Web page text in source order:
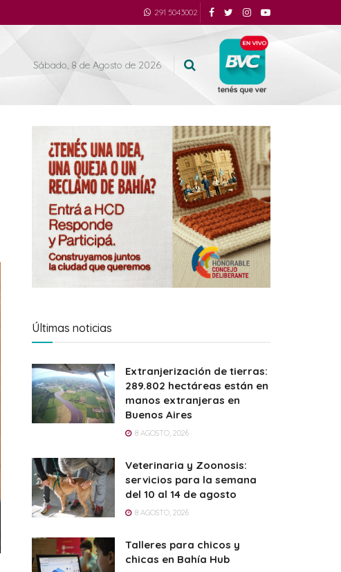
291 5043002
Sábado, 8 de Agosto de 2026
Últimas noticias
Extranjerización de tierras:
289.802 hectáreas están en
manos extranjeras en
Buenos Aires
8 AGOSTO, 2026
Veterinaria y Zoonosis:
servicios para la semana
del 10 al 14 de agosto
8 AGOSTO, 2026
Talleres para chicos y
chicas en Bahía Hub